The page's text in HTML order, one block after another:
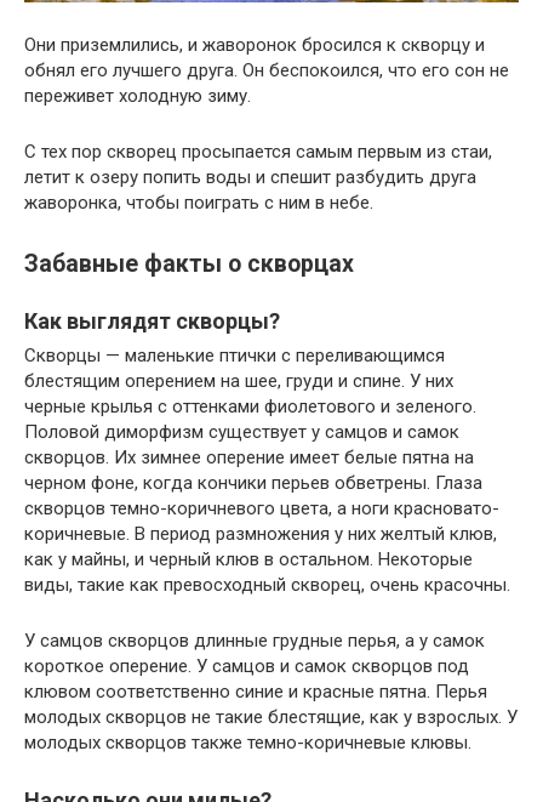
Они приземлились, и жаворонок бросился к скворцу и
обнял его лучшего друга. Он беспокоился, что его сон не
переживет холодную зиму.
С тех пор скворец просыпается самым первым из стаи,
летит к озеру попить воды и спешит разбудить друга
жаворонка, чтобы поиграть с ним в небе.
Забавные факты о скворцах
Как выглядят скворцы?
Скворцы — маленькие птички с переливающимся
блестящим оперением на шее, груди и спине. У них
черные крылья с оттенками фиолетового и зеленого.
Половой диморфизм существует у самцов и самок
скворцов. Их зимнее оперение имеет белые пятна на
черном фоне, когда кончики перьев обветрены. Глаза
скворцов темно-коричневого цвета, а ноги красновато-
коричневые. В период размножения у них желтый клюв,
как у майны, и черный клюв в остальном. Некоторые
виды, такие как превосходный скворец, очень красочны.
У самцов скворцов длинные грудные перья, а у самок
короткое оперение. У самцов и самок скворцов под
клювом соответственно синие и красные пятна. Перья
молодых скворцов не такие блестящие, как у взрослых. У
молодых скворцов также темно-коричневые клювы.